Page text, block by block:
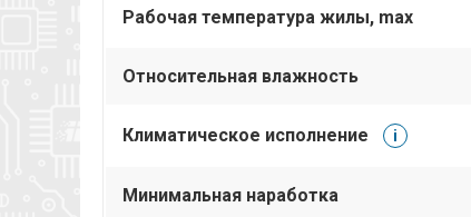
Рабочая температура жилы, max
Относительная влажность
Климатическое исполнение i
Минимальная наработка